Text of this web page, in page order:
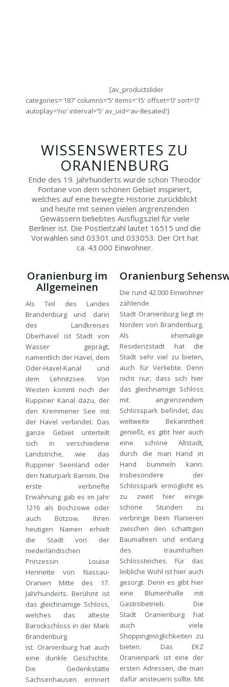
[av_productslider
categories='187' columns='5' items='15' offset='0' sort='0'
autoplay='no' interval='5' av_uid='av-8esated']
WISSENSWERTES ZU
ORANIENBURG
Ende des 19. Jahrhunderts wurde schon Theodor
Fontane von dem schönen Gebiet inspiriert,
welches auf eine bewegte Historie zurückblickt
und heute mit seinen vielen angrenzenden
Gewässern beliebtes Ausflugsziel für viele
Berliner ist. Die Postleitzahl lautet 16515 und die
Vorwahlen sind 03301 und 033053. Der Ort hat
ca. 43.000 Einwohner.
Oranienburg im
Allgemeinen
Als Teil des Landes
Brandenburg und darin
des Landkreises
Oberhavel ist Stadt von
Wasser geprägt,
namentlich der Havel, dem
Oder-Havel-Kanal und
dem Lehnitzsee. Von
Westen kommt noch der
Ruppiner Kanal dazu, der
den Kremmener See mit
der Havel verbindet. Das
ganze Gebiet unterteilt
sich in verschiedene
Landstriche, wie das
Ruppiner Seenland oder
den Naturpark Barnim. Die
erste verbriefte
Erwähnung gab es im Jahr
1216 als Bochzowe oder
auch Bötzow. Ihren
heutigen Namen erhielt
die Stadt von der
niederländischen
Prinzessin Louise
Henriette von Nassau-
Oranien Mitte des 17.
Jahrhunderts. Berühmt ist
das gleichnamige Schloss,
welches das älteste
Barockschloss in der Mark
Brandenburg
ist. Oranienburg hat auch
eine dunkle Geschichte.
Die Gedenkstätte
Sachsenhausen erinnert
Oranienburg
Die rund 42.000 Einwohner
zählende
Stadt Oranienburg liegt im
Norden von Brandenburg.
Als ehemalige
Residenzstadt hat die
Stadt sehr viel zu bieten,
auch für Verliebte. Denn
nicht nur, dass sich hier
das gleichnamige Schloss
mit angrenzendem
Schlosspark befindet, das
weltweite Bekanntheit
genießt, es gibt hier auch
eine schöne Altstadt,
durch die man Hand in
Hand bummeln kann.
Insbesondere der
Schlosspark ermöglicht es
zu zweit hier einige
schöne Stunden zu
verbringe beim Flanieren
zwischen den schattigen
Baumalleen und entlang
des traumhaften
Schlossteiches. Für das
leibliche Wohl ist hier auch
gesorgt. Denn es gibt hier
eine Blumenhalle mit
Gastrobetrieb. Die
Stadt Oranienburg hat
auch viele
Shoppingmöglichkeiten zu
bieten. Das EKZ
Oranienpark ist eine der
ersten Adressen, die man
dafür ansteuern sollte. Mit